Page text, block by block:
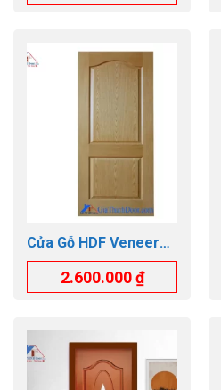
Cửa Gỗ HDF Veneer
GTD.2A-WALNUT
2.600.000₫